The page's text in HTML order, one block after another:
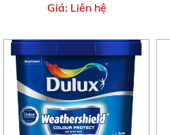
Giá: Liên hệ